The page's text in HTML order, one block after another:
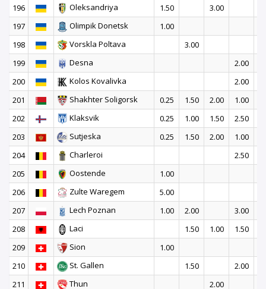
196
Oleksandriya 1.50
3.00
197
Olimpik Donetsk
1.00
198
Vorskla Poltava 3.00
199
Desna
2.00
200
Kolos Kovalivka 2.00
201
Shakhter Soligorsk 0.25 1.50 2.00 1.00
202
Klaksvik 0.25 1.00 1.50 2.50
203
Sutjeska 0.25 1.50 2.00 1.00
204
Charleroi
2.50
205
Oostende
1.00
206
Zulte Waregem
5.00
207
Lech Poznan 1.00 2.00
3.00
208
Laci 1.50 1.00 1.50
209
Sion
1.00
210
St. Gallen 1.50
2.00
211
Thun 2.00